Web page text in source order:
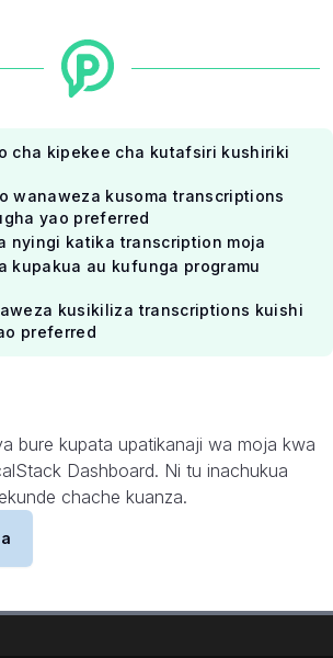
cha kipekee cha kutafsiri kushiriki
wanaweza kusoma transcriptions
yao preferred
nyingi katika transcription moja
kupakua au kufunga programu
kusikiliza transcriptions kuishi
preferred
bure kupata upatikanaji wa moja kwa
Dashboard. Ni tu inachukua
chache kuanza.